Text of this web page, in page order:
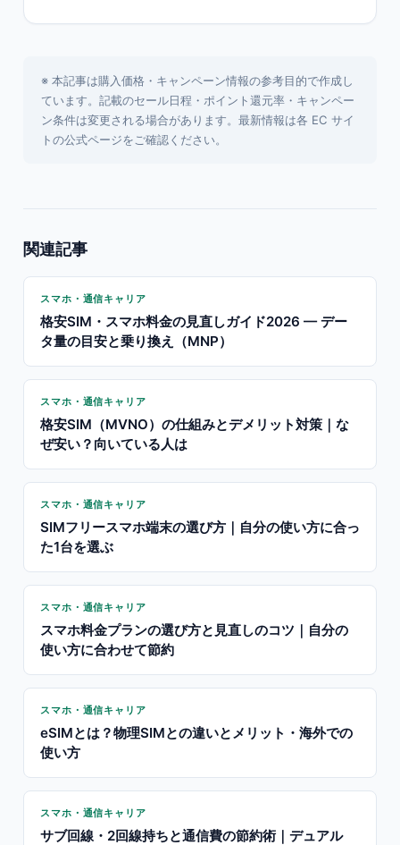
※ 本記事は購入価格・キャンペーン情報の参考目的で作成し
ています。記載のセール日程・ポイント還元率・キャンペー
ン条件は変更される場合があります。最新情報は各 EC サイ
トの公式ページをご確認ください。
関連記事
スマホ・通信キャリア
格安SIM・スマホ料金の見直しガイド2026 — デー
タ量の目安と乗り換え（MNP）
スマホ・通信キャリア
格安SIM（MVNO）の仕組みとデメリット対策｜な
ぜ安い？向いている人は
スマホ・通信キャリア
SIMフリースマホ端末の選び方｜自分の使い方に合っ
た1台を選ぶ
スマホ・通信キャリア
スマホ料金プランの選び方と見直しのコツ｜自分の
使い方に合わせて節約
スマホ・通信キャリア
eSIMとは？物理SIMとの違いとメリット・海外での
使い方
スマホ・通信キャリア
サブ回線・2回線持ちと通信費の節約術｜デュアル